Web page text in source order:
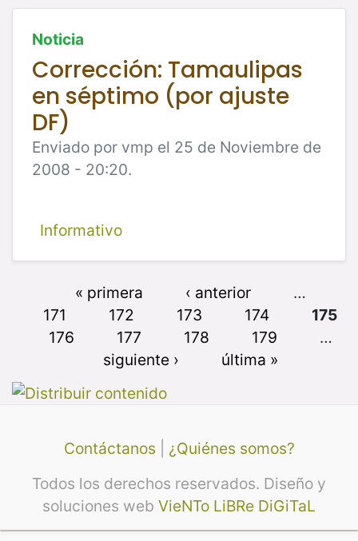
Noticia
Corrección: Tamaulipas
en séptimo (por ajuste
DF)
Enviado por vmp el 25 de Noviembre de
2008 - 20:20.
Informativo
« primera ‹ anterior
…
171
172 173 174
175
176
177 178 179
…
siguiente ›
última »
Contáctanos
¿Quiénes somos?
Todos los derechos reservados. Diseño y
soluciones web VieNTo LiBRe DiGiTaL